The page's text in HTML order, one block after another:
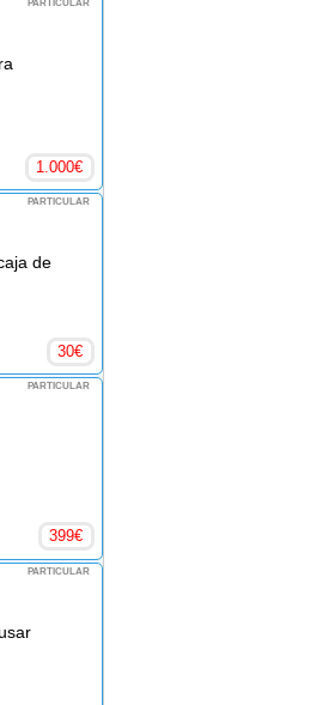
PARTICULAR
1.000€
PARTICULAR
de
30€
PARTICULAR
399€
PARTICULAR